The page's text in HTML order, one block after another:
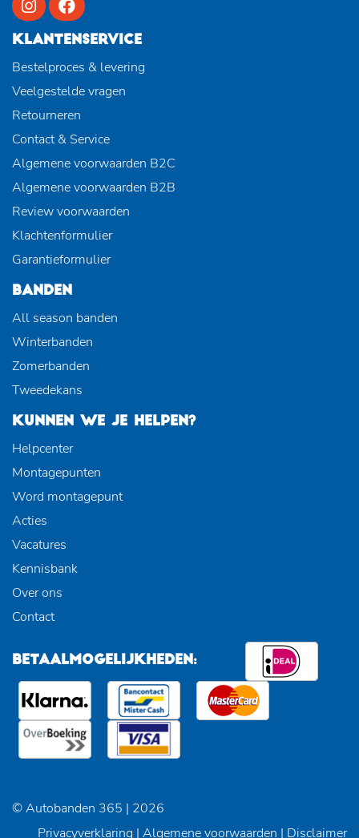
KLANTENSERVICE
Bestelproces & levering
Veelgestelde vragen
Retourneren
Contact & Service
Algemene voorwaarden B2C
Algemene voorwaarden B2B
Review voorwaarden
Klachtenformulier
Garantieformulier
BANDEN
All season banden
Winterbanden
Zomerbanden
Tweedekans
KUNNEN WE JE HELPEN?
Helpcenter
Montagepunten
Word montagepunt
Acties
Vacatures
Kennisbank
Over ons
Contact
BETAALMOGELIJKHEDEN:
© Autobanden 365 | 2026
Privacyverklaring | Algemene voorwaarden | Disclaimer